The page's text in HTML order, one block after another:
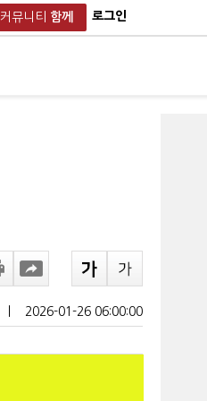
커뮤니티 함께 로그인
2026-01-26 06:00:00